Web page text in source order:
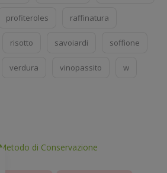
profiteroles raffinatura
risotto savoiardi soffione
verdura vinopassito w